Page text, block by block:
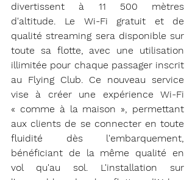
divertissent à 11 500 mètres
d'altitude. Le Wi-Fi gratuit et de
qualité streaming sera disponible sur
toute sa flotte, avec une utilisation
illimitée pour chaque passager inscrit
au Flying Club. Ce nouveau service
vise à créer une expérience Wi-Fi
« comme à la maison », permettant
aux clients de se connecter en toute
fluidité dès l'embarquement,
bénéficiant de la même qualité en
vol qu'au sol. L'installation sur